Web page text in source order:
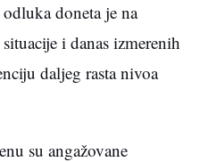
doneta je na
i danas izmerenih
daljeg rasta nivoa
su angažovane